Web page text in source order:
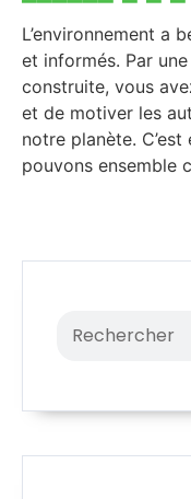
L’environnement a
et informés. Par
construite, vous
et de motiver les
notre planète.
pouvons ensemble